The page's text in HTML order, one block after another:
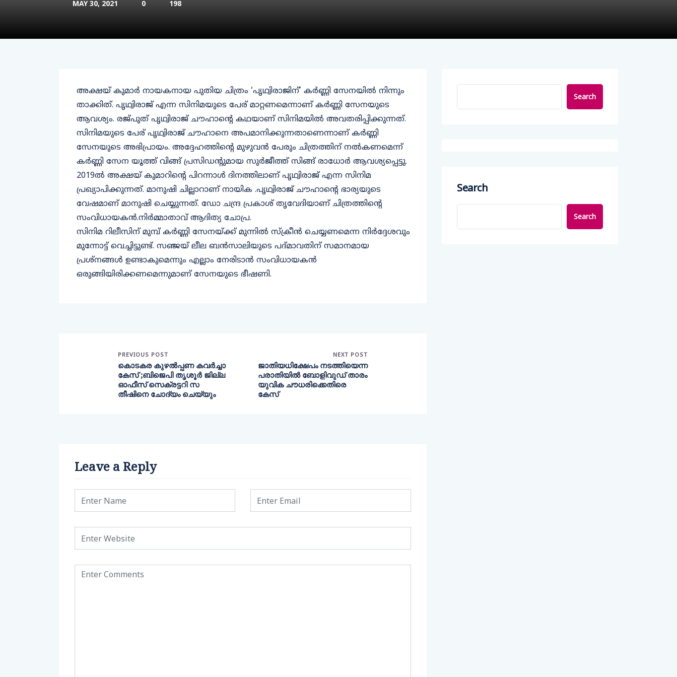
MAY 30, 2021 0 198
അക്ഷയ് കുമാർ നായകനായ പുതിയ ചിത്രം ‘പൃഥ്വിരാജിന്’ കർണ്ണി സേനയിൽ നിന്നും
താക്കിത്. പൃഥ്വിരാജ് എന്ന സിനിമയുടെ പേര് മാറ്റണമെന്നാണ് കര്‍ണ്ണി സേനയുടെ
ആവശ്യം. രജ്പുത് പൃഥ്വിരാജ് ചൗഹാന്റെ കഥയാണ് സിനിമയിൽ അവതരിപ്പിക്കുന്നത്.
സിനിമയുടെ പേര് പൃഥ്വിരാജ് ചൗഹാനെ അപമാനിക്കുന്നതാണെന്നാണ് കർണ്ണി
സേനയുടെ അഭിപ്രായം. അദ്ദേഹത്തിന്റെ മുഴുവന്‍ പേരും ചിത്രത്തിന് നല്‍കണമെന്ന്
കര്‍ണ്ണി സേന യൂത്ത് വിങ്ങ് പ്രസിഡന്റുമായ സുര്‍ജീത്ത് സിങ്ങ് രാധോര്‍ ആവശ്യപ്പെട്ടു.
2019ല്‍ അക്ഷയ് കുമാറിന്റെ പിറന്നാള്‍ ദിനത്തിലാണ് പൃഥ്വിരാജ് എന്ന സിനിമ
പ്രഖ്യാപിക്കുന്നത്. മാനുഷി ചില്ലാറാണ് നായിക .പൃഥ്വിരാജ് ചൗഹാന്റെ ഭാര്യയുടെ
വേഷമാണ് മാനുഷി ചെയ്യുന്നത്. ഡോ ചന്ദ്ര പ്രകാശ് തൃവേദിയാണ് ചിത്രത്തിന്റെ
സംവിധായകൻ.നിര്‍മ്മാതാവ് ആദിത്യ ചോപ്ര.
സിനിമ റിലീസിന് മുമ്പ് കര്‍ണ്ണി സേനയ്ക്ക് മുന്നിൽ സ്ക്രീൻ ചെയ്യണമെന്ന നിര്‍ദ്ദേശവും
മുന്നോട്ട് വെച്ചിട്ടുണ്ട്. സഞ്ജയ് ലീല ബൻസാലിയുടെ പദ്മാവതിന് സമാനമായ
പ്രശ്നങ്ങൾ ഉണ്ടാകുമെന്നും എല്ലാം നേരിടാൻ സംവിധായകൻ
ഒരുങ്ങിയിരിക്കണമെന്നുമാണ് സേനയുടെ ഭീഷണി.
PREVIOUS POST
കൊടകര കുഴൽപ്പണ കവർച്ചാ
കേസ് ;ബിജെപി തൃശൂർ ജില്ല
ഓഫീസ് സെക്രട്ടറി സ
തീഷിനെ ചോദ്യം ചെയ്യും
NEXT POST
ജാതിയധിക്ഷേപം നടത്തിയെന്ന
പരാതിയിൽ ബോളിവുഡ് താരം
യുവിക ചൗധരിക്കെതിരെ
കേസ്
Leave a Reply
Search
Search
Search